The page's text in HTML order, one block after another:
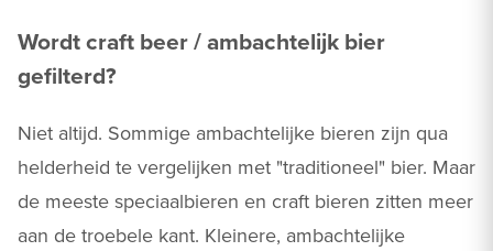
Wordt craft beer / ambachtelijk bier
gefilterd?
Niet altijd. Sommige ambachtelijke bieren zijn qua
helderheid te vergelijken met "traditioneel" bier. Maar
de meeste speciaalbieren en craft bieren zitten meer
aan de troebele kant. Kleinere, ambachtelijke